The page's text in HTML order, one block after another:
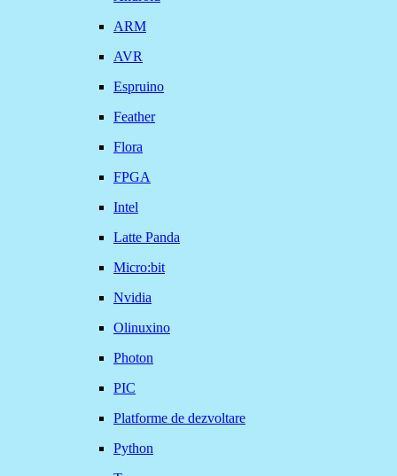
ARM
AVR
Espruino
Feather
Flora
FPGA
Intel
Latte Panda
Micro:bit
Nvidia
Olinuxino
Photon
PIC
Platforme de dezvoltare
Python